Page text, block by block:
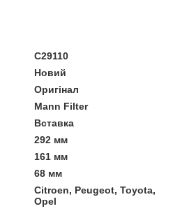
C29110
Новий
Оригінал
Mann Filter
Вставка
292 мм
161 мм
68 мм
Citroen, Peugeot, Toyota,
Opel